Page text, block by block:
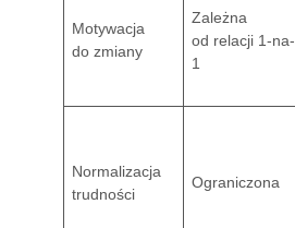
Motywacja
do zmiany
Zależna
od relacji 1-na-
1
Normalizacja
trudności
Ograniczona